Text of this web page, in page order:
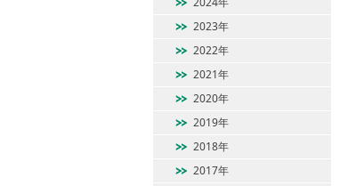
2023年
2022年
2021年
2020年
2019年
2018年
2017年